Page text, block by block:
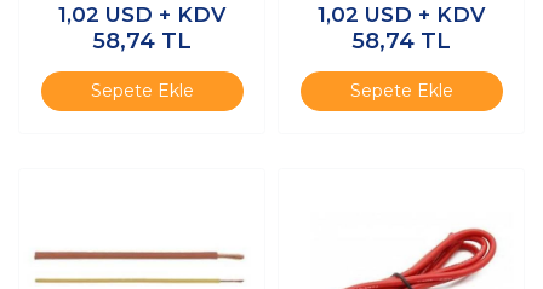
1,02 USD + KDV
58,74 TL
Sepete Ekle
1,02 USD + KDV
58,74 TL
Sepete Ekle